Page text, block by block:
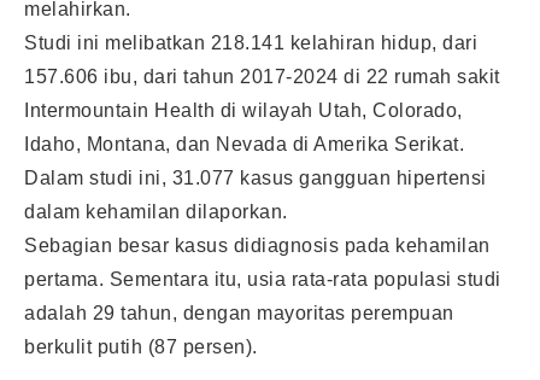
melahirkan.
Studi ini melibatkan 218.141 kelahiran hidup, dari
157.606 ibu, dari tahun 2017-2024 di 22 rumah sakit
Intermountain Health di wilayah Utah, Colorado,
Idaho, Montana, dan Nevada di Amerika Serikat.
Dalam studi ini, 31.077 kasus gangguan hipertensi
dalam kehamilan dilaporkan.
Sebagian besar kasus didiagnosis pada kehamilan
pertama. Sementara itu, usia rata-rata populasi studi
adalah 29 tahun, dengan mayoritas perempuan
berkulit putih (87 persen).